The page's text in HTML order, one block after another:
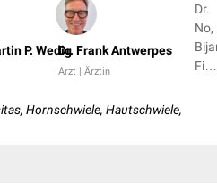
P. WedigDr. Frank Antwerpes
Arzt | Ärztin
Dr.
No,
Fink
Hornschwiele, Hautschwiele,